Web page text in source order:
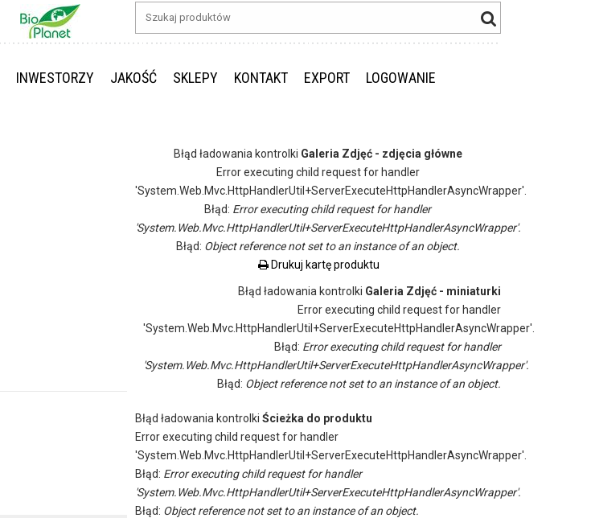
INWESTORZY JAKOŚĆ SKLEPY KONTAKT EXPORT LOGOWANIE
Błąd ładowania kontrolki Galeria Zdjęć - zdjęcia główne
Error executing child request for handler
'System.Web.Mvc.HttpHandlerUtil+ServerExecuteHttpHandlerAsyncWrapper'.
Błąd: Error executing child request for handler
'System.Web.Mvc.HttpHandlerUtil+ServerExecuteHttpHandlerAsyncWrapper'.
Błąd: Object reference not set to an instance of an object.
Drukuj kartę produktu
Błąd ładowania kontrolki Galeria Zdjęć - miniaturki
Error executing child request for handler
'System.Web.Mvc.HttpHandlerUtil+ServerExecuteHttpHandlerAsyncWrapper'.
Błąd: Error executing child request for handler
'System.Web.Mvc.HttpHandlerUtil+ServerExecuteHttpHandlerAsyncWrapper'.
Błąd: Object reference not set to an instance of an object.
Błąd ładowania kontrolki Ścieżka do produktu
Error executing child request for handler
'System.Web.Mvc.HttpHandlerUtil+ServerExecuteHttpHandlerAsyncWrapper'.
Błąd: Error executing child request for handler
'System.Web.Mvc.HttpHandlerUtil+ServerExecuteHttpHandlerAsyncWrapper'.
Błąd: Object reference not set to an instance of an object.